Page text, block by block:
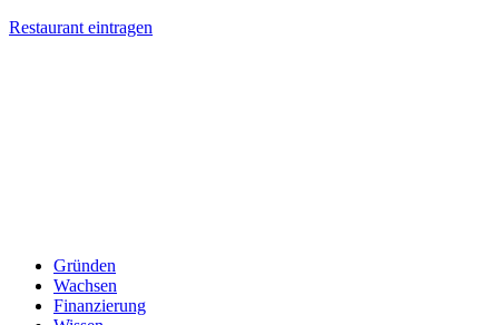
Restaurant eintragen
Gründen
Wachsen
Finanzierung